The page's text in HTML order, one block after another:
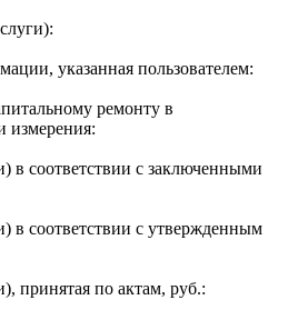
указанная пользователем:
ремонту в
измерения:
в соответствии с заключенными
в соответствии с утвержденным
принятая по актам, руб.: